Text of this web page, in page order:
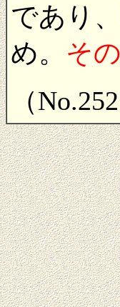
であり
め。 そ
（